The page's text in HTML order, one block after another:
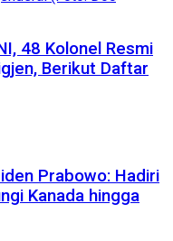
48 Kolonel Resmi
Berikut Daftar
Prabowo: Hadiri
Kanada hingga